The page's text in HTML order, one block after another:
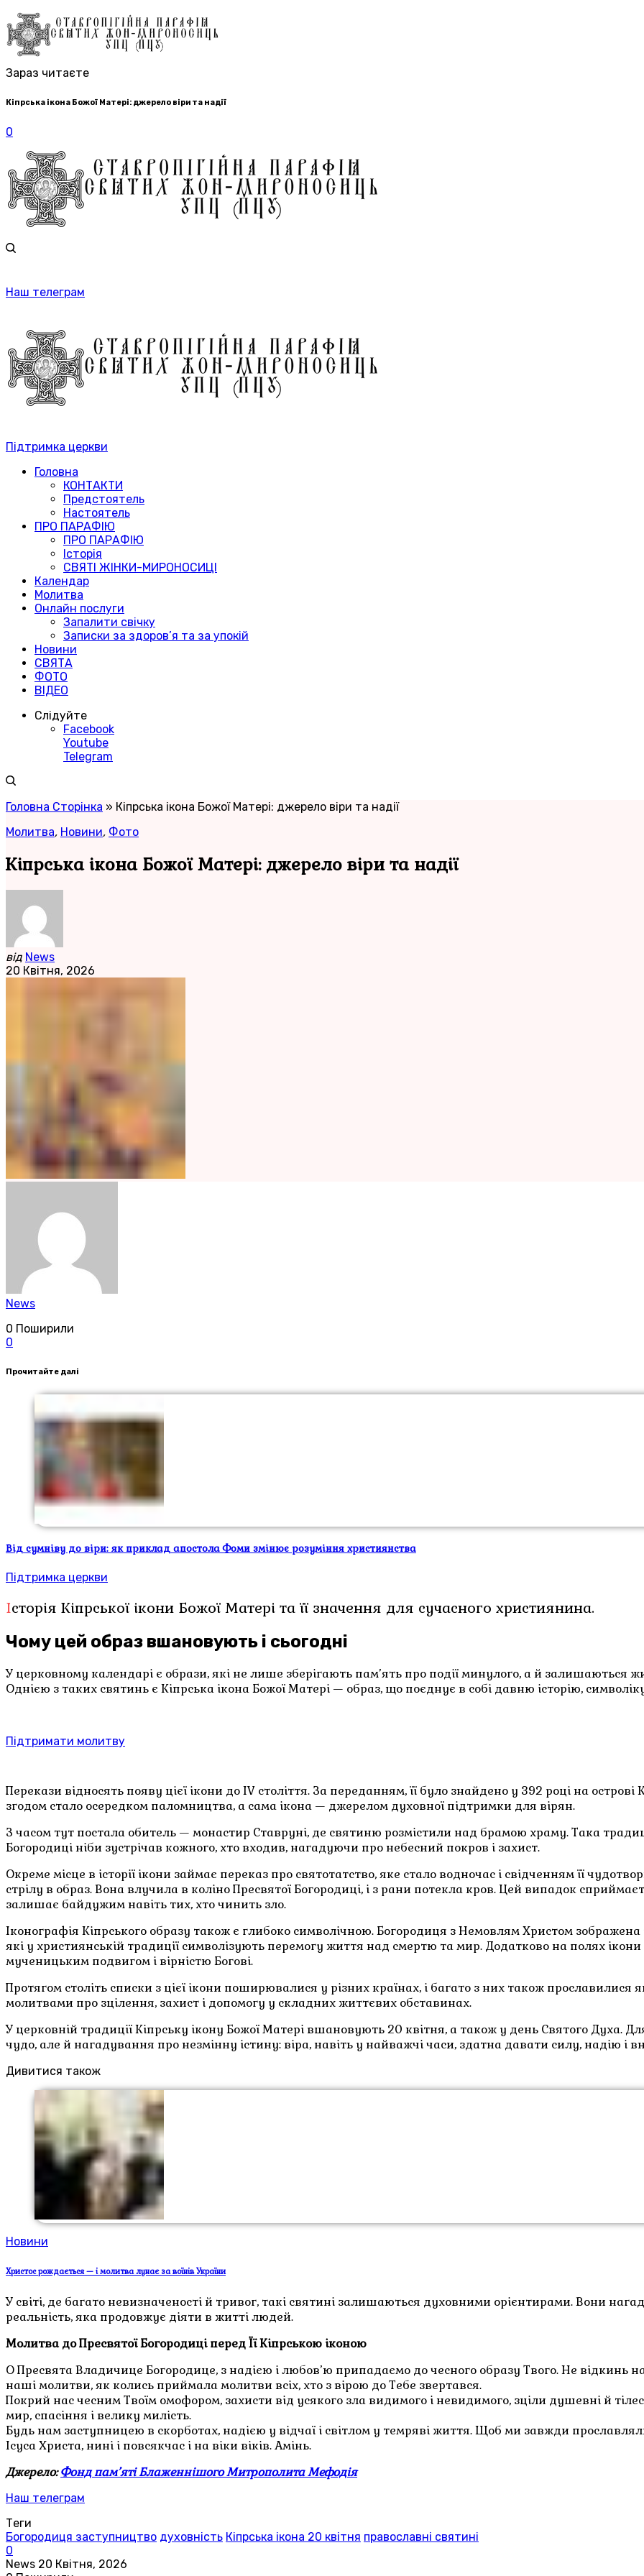
Зараз читаєте
Кіпрська ікона Божої Матері: джерело віри та надії
0
Наш телеграм
Підтримка церкви
Головна
КОНТАКТИ
Предстоятель
Настоятель
ПРО ПАРАФІЮ
ПРО ПАРАФІЮ
Історія
СВЯТІ ЖІНКИ-МИРОНОСИЦІ
Календар
Молитва
Онлайн послуги
Запалити свічку
Записки за здоров’я та за упокій
Новини
СВЯТА
ФОТО
ВІДЕО
Слідуйте
Facebook
Youtube
Telegram
Головна Сторінка » Кіпрська ікона Божої Матері: джерело віри та надії
Молитва, Новини, Фото
Кіпрська ікона Божої Матері: джерело віри та надії
від News
20 Квітня, 2026
News
0 Поширили
0
Прочитайте далі
Від сумніву до віри: як приклад апостола Фоми змінює розуміння християнства
Підтримка церкви
Історія Кіпрської ікони Божої Матері та її значення для сучасного християнина.
Чому цей образ вшановують і сьогодні
У церковному календарі є образи, які не лише зберігають пам’ять про події минулого, а й залишаються
Однією з таких святинь є Кіпрська ікона Божої Матері — образ, що поєднує в собі давню історію,
Підтримати молитву
Перекази відносять появу цієї ікони до IV століття. За переданням, її було знайдено у 392 році на
згодом стало осередком паломництва, а сама ікона — джерелом духовної підтримки для вірян.
З часом тут постала обитель — монастир Ставруні, де святиню розмістили над брамою храму. Така
Богородиці ніби зустрічав кожного, хто входив, нагадуючи про небесний покров і захист.
Окреме місце в історії ікони займає переказ про святотатство, яке стало водночас і свідченням її
стрілу в образ. Вона влучила в коліно Пресвятої Богородиці, і з рани потекла кров. Цей випадок
залишає байдужим навіть тих, хто чинить зло.
Іконографія Кіпрського образу також є глибоко символічною. Богородиця з Немовлям Христом
які у християнській традиції символізують перемогу життя над смертю та мир. Додатково на полях ікони
мученицьким подвигом і вірністю Богові.
Протягом століть списки з цієї ікони поширювалися у різних країнах, і багато з них також прославилися
молитвами про зцілення, захист і допомогу у складних життєвих обставинах.
У церковній традиції Кіпрську ікону Божої Матері вшановують 20 квітня, а також у день Святого Духа.
чудо, але й нагадування про незмінну істину: віра, навіть у найважчі часи, здатна давати силу, надію і
Дивитися також
Новини
Христос рождається — і молитва лунає за воїнів України
У світі, де багато невизначеності й тривог, такі святині залишаються духовними орієнтирами. Вони
реальність, яка продовжує діяти в житті людей.
Молитва до Пресвятої Богородиці перед Її Кіпрською іконою
О Пресвята Владичице Богородице, з надією і любов’ю припадаємо до чесного образу Твого. Не відкинь
наші молитви, як колись приймала молитви всіх, хто з вірою до Тебе звертався.
Покрий нас чесним Твоїм омофором, захисти від усякого зла видимого і невидимого, зціли душевні й
мир, спасіння і велику милість.
Будь нам заступницею в скорботах, надією у відчаї і світлом у темряві життя. Щоб ми завжди
Ісуса Христа, нині і повсякчас і на віки віків. Амінь.
Джерело:Фонд пам’яті Блаженнішого Митрополита Мефодія
Наш телеграм
Теги
Богородиця заступництво духовність Кіпрська ікона 20 квітня православні святині
0
News 20 Квітня, 2026